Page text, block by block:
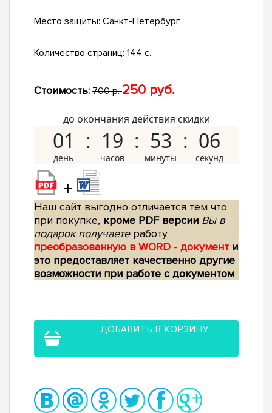
Место защиты: Санкт-Петербург
Количество страниц: 144 с.
Стоимость: 700 р.250 руб.
до окончания действия скидки
01 19 53 05
+
Наш сайт выгодно отличается тем что
при покупке, кроме PDF версии Вы в
подарок получаетеработу
преобразованную в WORD - документ и
это предоставляет качественно другие
возможности при работе с документом
ДОБАВИТЬ В КОРЗИНУ